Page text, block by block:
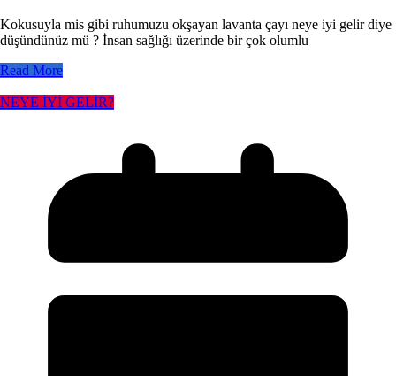
Kokusuyla mis gibi ruhumuzu okşayan lavanta çayı neye iyi gelir diye
düşündünüz mü ? İnsan sağlığı üzerinde bir çok olumlu
Read More
NEYE İYİ GELİR?